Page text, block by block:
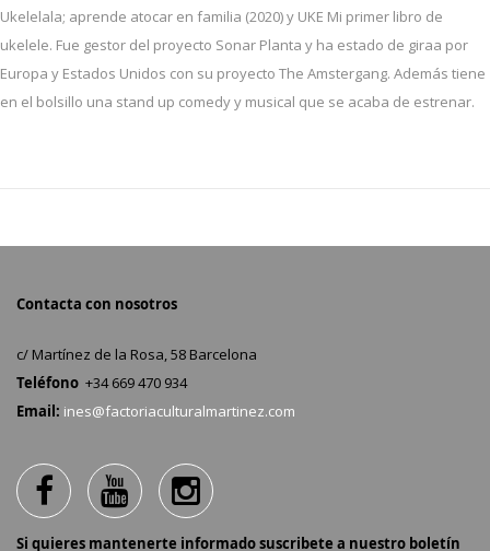
Ukelelala; aprende atocar en familia (2020) y UKE Mi primer libro de
ukelele. Fue gestor del proyecto Sonar Planta y ha estado de giraa por
Europa y Estados Unidos con su proyecto The Amstergang. Además tiene
en el bolsillo una stand up comedy y musical que se acaba de estrenar.
Contacta con nosotros
c/ Martínez de la Rosa, 58 Barcelona
Teléfono +34 669 470 934
Email: ines@factoriaculturalmartinez.com
Si quieres mantenerte informado suscribete a nuestro boletín